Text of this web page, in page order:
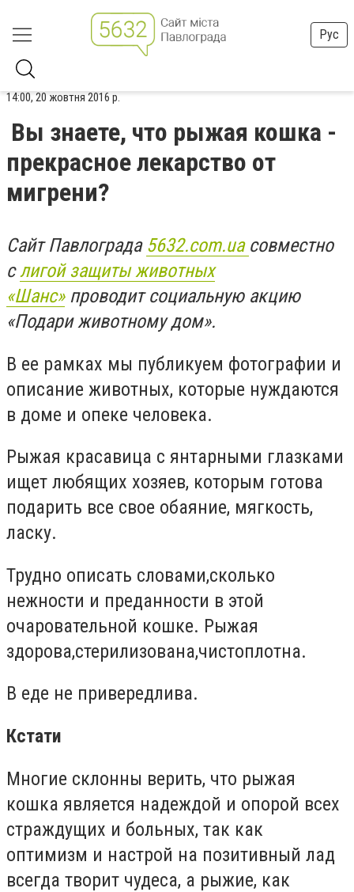
Рус
14:00, 20 жовтня 2016 р.
Вы знаете, что рыжая кошка -
прекрасное лекарство от
мигрени?
Сайт Павлограда 5632.com.ua совместно
слигой защиты животных
«Шанс»проводит социальную акцию
«Подари животному дом».
В ее рамках мы публикуем фотографии и
описание животных, которые нуждаются
в доме и опеке человека.
Рыжая красавица с янтарными глазками
ищет любящих хозяев, которым готова
подарить все свое обаяние, мягкость,
ласку.
Трудно описать словами,сколько
нежности и преданности в этой
очаровательной кошке. Рыжая
здорова,стерилизована,чистоплотна.
В еде не привередлива.
Кстати
Многие склонны верить, что рыжая
кошка является надеждой и опорой всех
страждущих и больных, так как
оптимизм и настрой на позитивный лад
всегда творит чудеса, а рыжие, как